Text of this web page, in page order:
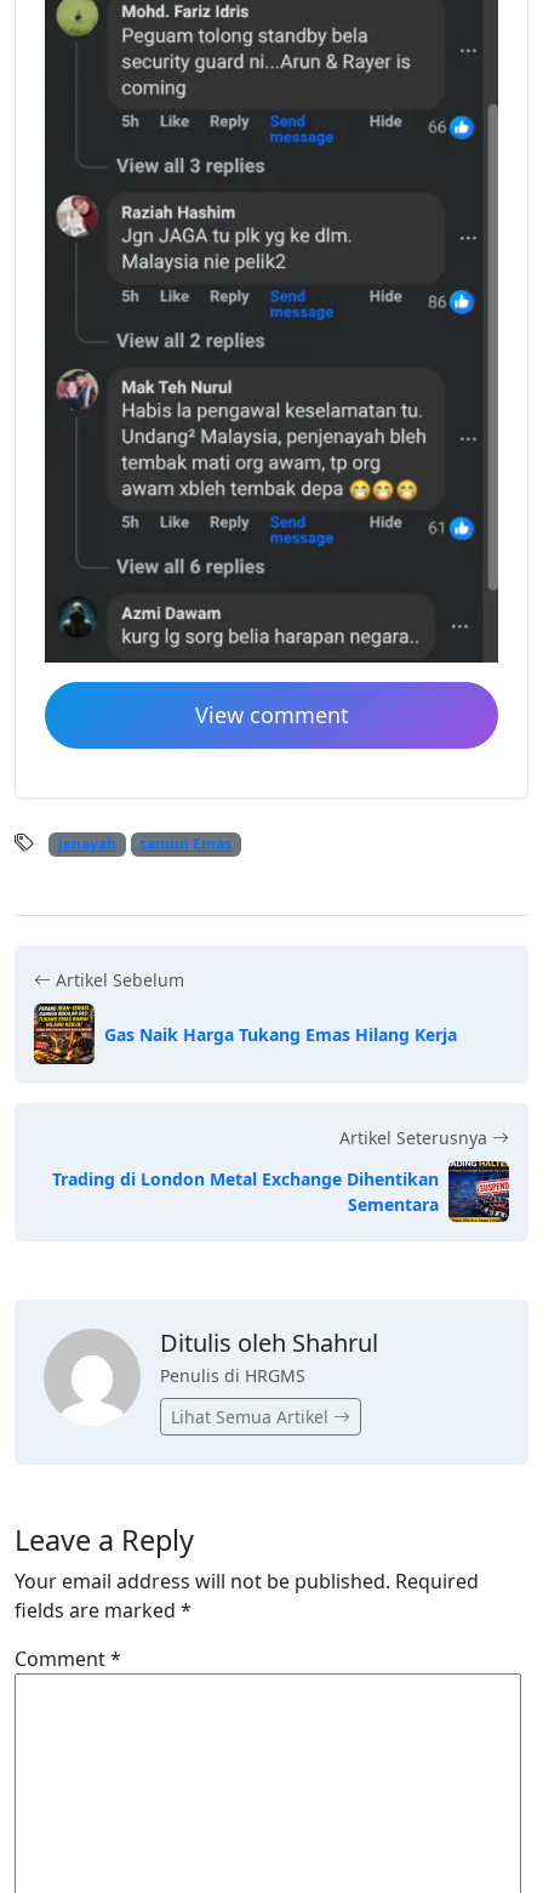
View comment
jenayah samun Emas
Artikel Sebelum
Gas Naik Harga Tukang Emas Hilang Kerja
Artikel Seterusnya
Trading di London Metal Exchange Dihentikan
Sementara
Ditulis oleh Shahrul
Penulis di HRGMS
Lihat Semua Artikel
Leave a Reply
Your email address will not be published. Required
fields are marked *
Comment*